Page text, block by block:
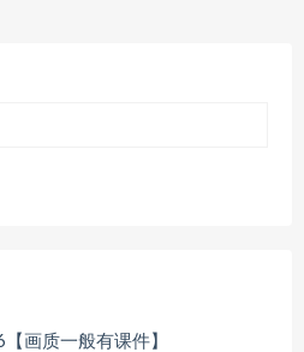
画质一般有课件】